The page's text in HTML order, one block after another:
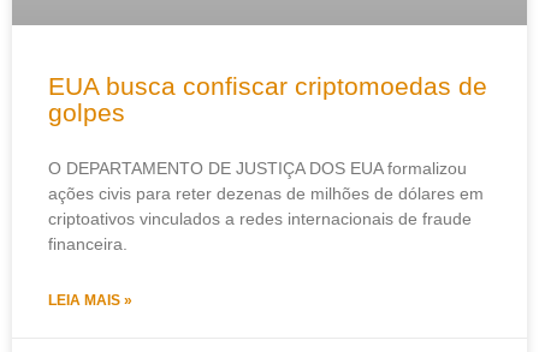
EUA busca confiscar criptomoedas de
golpes
O DEPARTAMENTO DE JUSTIÇA DOS EUA formalizou
ações civis para reter dezenas de milhões de dólares em
criptoativos vinculados a redes internacionais de fraude
financeira.
LEIA MAIS »